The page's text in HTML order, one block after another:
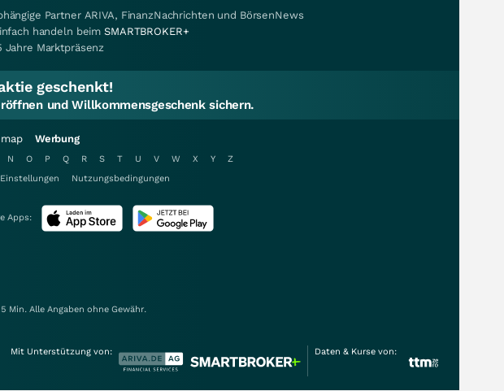
Partner ARIVA, FinanzNachrichten und BörsenNews
handeln beimSMARTBROKER+
Jahre Marktpräsenz
geschenkt!
und Willkommensgeschenk sichern.
Werbung
N O P Q R S T U V W X Y
Z
Nutzungsbedingungen
Apps:
Min. Alle Angaben ohne Gewähr.
Mit Unterstützung von: Daten & Kurse von: